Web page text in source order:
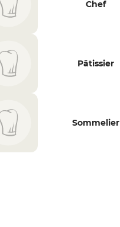
Chef
Pâtissier
Sommelier